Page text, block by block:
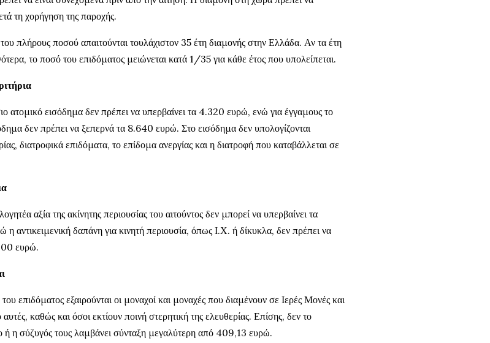
τη χορήγηση της παροχής.
πλήρους ποσού απαιτούνται τουλάχιστον 35 έτη διαμονής στην Ελλάδα. Αν τα έτη
το ποσό του επιδόματος μειώνεται κατά 1/35 για κάθε έτος που υπολείπεται.
ατομικό εισόδημα δεν πρέπει να υπερβαίνει τα 4.320 ευρώ, ενώ για έγγαμους το
δεν πρέπει να ξεπερνά τα 8.640 ευρώ. Στο εισόδημα δεν υπολογίζονται
διατροφικά επιδόματα, το επίδομα ανεργίας και η διατροφή που καταβάλλεται σε
αξία της ακίνητης περιουσίας του αιτούντος δεν μπορεί να υπερβαίνει τα
αντικειμενική δαπάνη για κινητή περιουσία, όπως Ι.Χ. ή δίκυκλα, δεν πρέπει να
ευρώ.
επιδόματος εξαιρούνται οι μοναχοί και μοναχές που διαμένουν σε Ιερές Μονές και
καθώς και όσοι εκτίουν ποινή στερητική της ελευθερίας. Επίσης, δεν το
ο ή η σύζυγός τους λαμβάνει σύνταξη μεγαλύτερη από 409,13 ευρώ.